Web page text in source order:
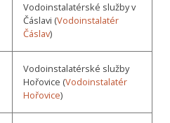
Vodoinstalatérské služby v
Čáslavi (Vodoinstalatér
Čáslav)
Vodoinstalatérské služby
Hořovice (Vodoinstalatér
Hořovice)